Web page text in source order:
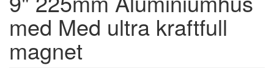
med Med ultra kraftfull
magnet